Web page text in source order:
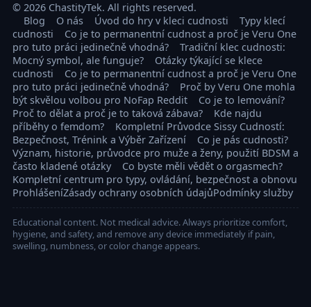
© 2026 ChastityTek. All rights reserved.
Blog
O nás Úvod do hry v kleci cudnosti
Typy klecí
cudnosti
Co je to permanentní cudnost a proč je Veru One
pro tuto práci jedinečně vhodná?
Tradiční klec cudnosti:
Mocný symbol, ale funguje?
Otázky týkající se klece
cudnosti
Co je to permanentní cudnost a proč je Veru One
pro tuto práci jedinečně vhodná?
Proč by Veru One mohla
být skvělou volbou pro NoFap Reddit
Co je to lemování?
Proč to dělat a proč je to taková zábava?
Kde najdu
příběhy o femdom?
Kompletní Průvodce Sissy Cudností:
Bezpečnost, Trénink a Výběr Zařízení
Co je pás cudnosti?
Význam, historie, průvodce pro muže a ženy, použití BDSM a
často kladené otázky
Co byste měli vědět o orgasmech?
Kompletní centrum pro typy, ovládání, bezpečnost a obnovu
ProhlášeníZásady ochrany osobních údajůPodmínky služby
Educational content. Not medical advice. Always prioritize comfort,
hygiene, and safety, and remove any device immediately if pain,
swelling, numbness, or color change appears.